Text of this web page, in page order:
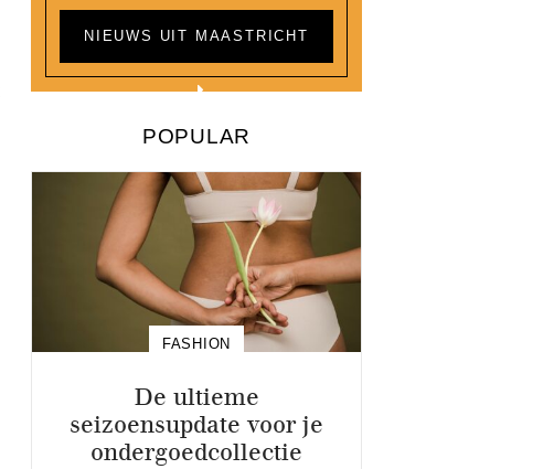
NIEUWS UIT MAASTRICHT
POPULAR
FASHION
De ultieme
seizoensupdate voor je
ondergoedcollectie